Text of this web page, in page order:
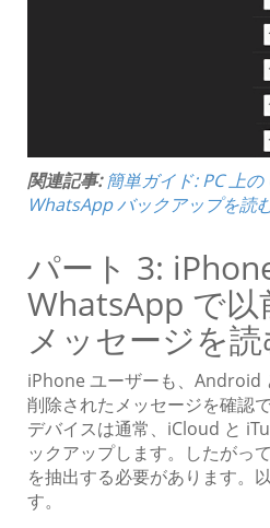
関連記事: 簡単ガイド: PC 上
WhatsApp バックアップを読
パート 3:
WhatsApp で以
メッセージを
iPhone ユーザーも、Android
削除されたメッセージを確認
デバイスは通常、iCloud と
ックアップします。したがっ
を抽出する必要があります。
す。